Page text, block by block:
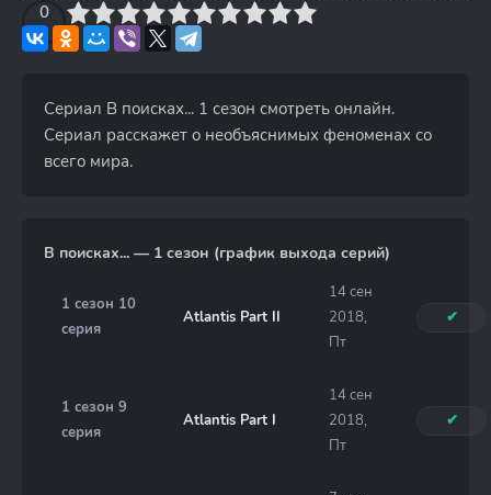
0
4 6 7 8 9 10
Сериал В поисках... 1 сезон смотреть онлайн.
Сериал расскажет о необъяснимых феноменах со
всего мира.
В поисках... — 1 сезон (график выхода серий)
1 сезон 10
серия
Atlantis Part II
14 сен
2018,
Пт
✔
1 сезон 9
серия
Atlantis Part I
14 сен
2018,
Пт
✔